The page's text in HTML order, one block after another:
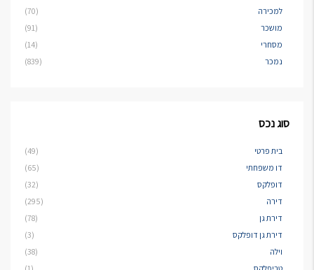
למכירה
(70)
מושכר
(91)
מסחרי
(14)
נמכר
(839)
סוג נכס
בית פרטי
(49)
דו משפחתי
(65)
דופלקס
(32)
דירה
(295)
דירת גן
(78)
דירת גן דופלקס
(3)
וילה
(38)